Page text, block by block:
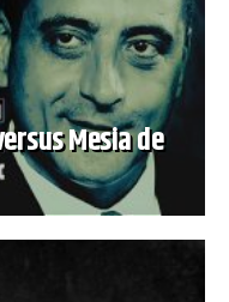
Mesia de